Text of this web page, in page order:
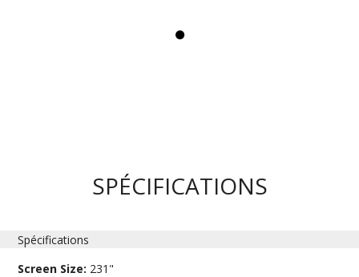
SPÉCIFICATIONS
Spécifications
Screen Size: 231"